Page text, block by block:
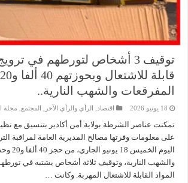
توقيف 3 أشخاص لتورطهم في
المفرقعات والشهب النارية..
18 يونيو 2026 اقتصاد الرأي والرأي الآخر المجتمع مجلة
تمكنت عناصر الشرطة بولاية أمن أكادير بتنسيق مع
على معلومات وفرتها مصالح المديرية العامة لمراقبة
اليوم
والشهب النارية، وتوقيف ثلاثة أشخاص يشتبه في
المواد القابلة للاشتعال المهربة. وكانت …